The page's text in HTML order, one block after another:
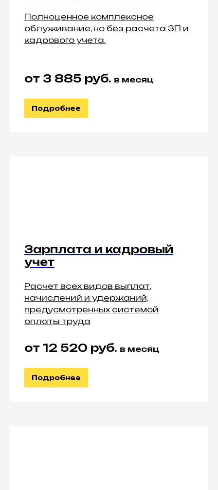
Полноценное комплексное
облуживание, но без расчета ЗП и
кадрового учета.
от 3 885 руб. в месяц
Подробнее
Зарплата и кадровый
учет
Расчет всех видов выплат,
начислений и удержаний,
предусмотренных системой
оплаты труда
от 12 520 руб. в месяц
Подробнее